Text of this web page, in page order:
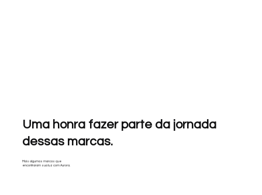
Uma honra fazer parte da jornada
dessas marcas.
Mais algumas marcas que
encontraram sua luz com Aurora.